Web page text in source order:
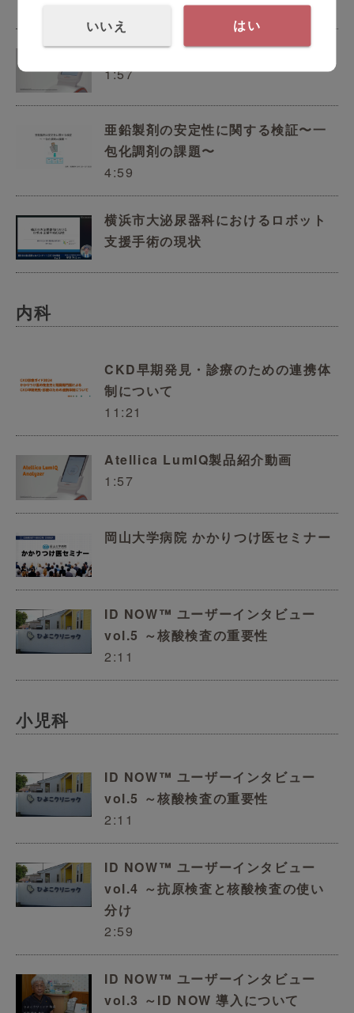
Atellica LumIQ製品紹介動画
1:57
亜鉛製剤の安定性に関する検証〜一
包化調剤の課題〜
4:59
横浜市大泌尿器科におけるロボット
支援手術の現状
内科
CKD早期発見・診療のための連携体
制について
11:21
Atellica LumIQ製品紹介動画
1:57
岡山大学病院 かかりつけ医セミナー
ID NOW™ ユーザーインタビュー
vol.5 ～核酸検査の重要性
2:11
小児科
ID NOW™ ユーザーインタビュー
vol.5 ～核酸検査の重要性
2:11
ID NOW™ ユーザーインタビュー
vol.4 ～抗原検査と核酸検査の使い
分け
2:59
ID NOW™ ユーザーインタビュー
vol.3 ～ID NOW 導入について
いいえ はい